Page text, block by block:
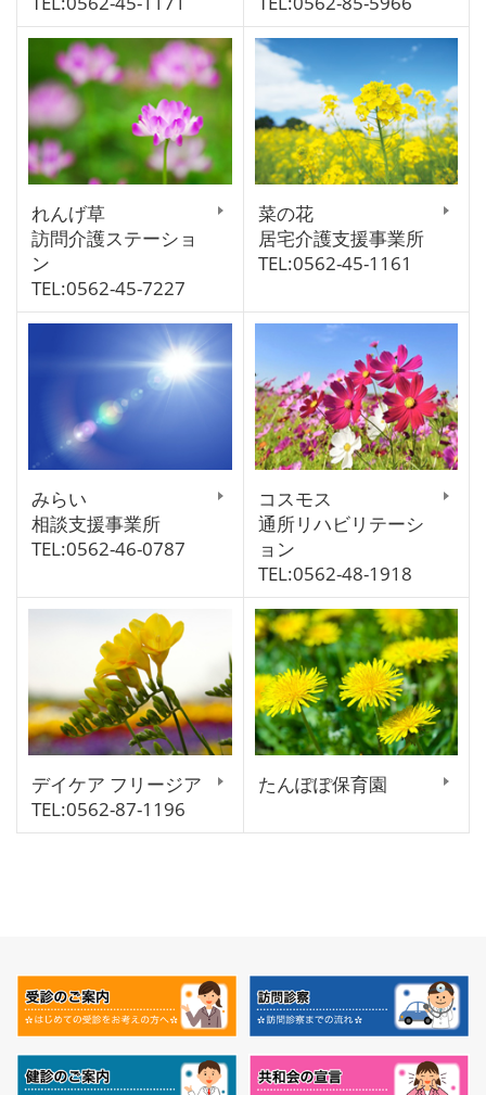
れんげ草
訪問介護ステーショ
ン
TEL:0562-45-7227
菜の花
居宅介護支援事業所
TEL:0562-45-1161
みらい
相談支援事業所
TEL:0562-46-0787
コスモス
通所リハビリテーシ
ョン
TEL:0562-48-1918
デイケア フリージア
TEL:0562-87-1196
たんぽぽ保育園